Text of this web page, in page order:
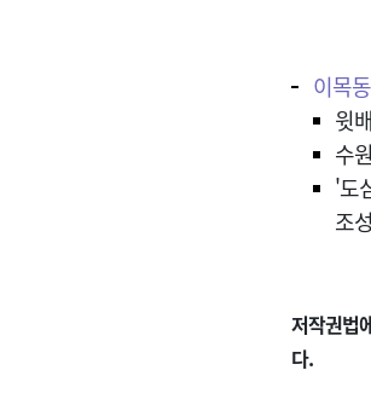
이목
윗
수
'도
조
저작권법
다.